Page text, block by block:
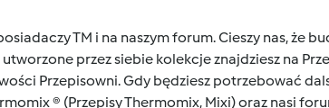
TM i na naszym forum. Cieszy nas, że
przez siebie kolekcje znajdziesz na
Przepisowni. Gdy będziesz potrzebować
® (Przepisy Thermomix, Mixi) oraz nasi